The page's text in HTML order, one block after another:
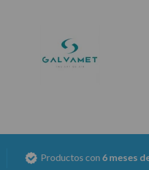
Productos con6 meses de garantía